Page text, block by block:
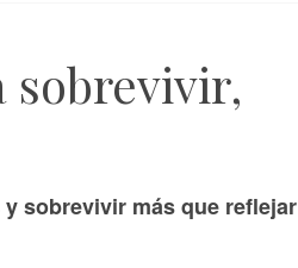
sobrevivir,
sobrevivir más que reflejar